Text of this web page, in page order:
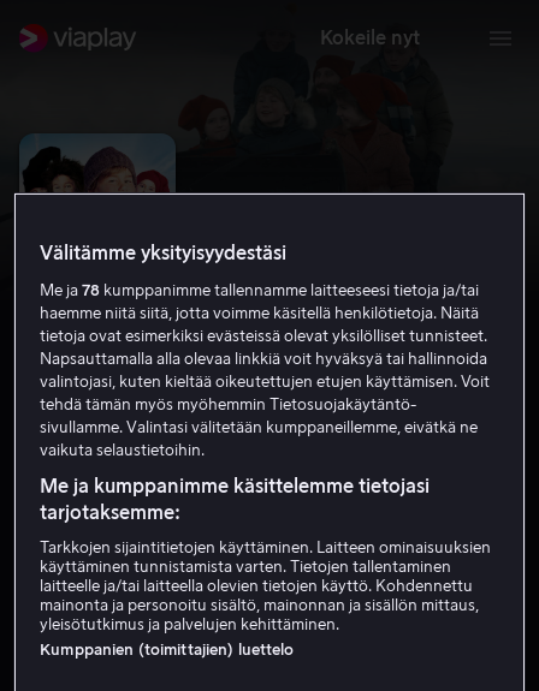
Kokeile nyt
Familien Jul i nissernes land
HD
Tilaa nyt
Välitämme yksityisyydestäsi
Me ja78 kumppanimme tallennamme laitteeseesi tietoja ja/tai
haemme niitä siitä, jotta voimme käsitellä henkilötietoja. Näitä
tietoja ovat esimerkiksi evästeissä olevat yksilölliset tunnisteet.
Napsauttamalla alla olevaa linkkiä voit hyväksyä tai hallinnoida
valintojasi, kuten kieltää oikeutettujen etujen käyttämisen. Voit
tehdä tämän myös myöhemmin Tietosuojakäytäntö-
sivullamme. Valintasi välitetään kumppaneillemme, eivätkä ne
vaikuta selaustietoihin.
Me ja kumppanimme käsittelemme tietojasi
tarjotaksemme:
Tarkkojen sijaintitietojen käyttäminen. Laitteen ominaisuuksien
käyttäminen tunnistamista varten. Tietojen tallentaminen
laitteelle ja/tai laitteella olevien tietojen käyttö. Kohdennettu
mainonta ja personoitu sisältö, mainonnan ja sisällön mittaus,
yleisötutkimus ja palvelujen kehittäminen.
Kumppanien (toimittajien) luettelo